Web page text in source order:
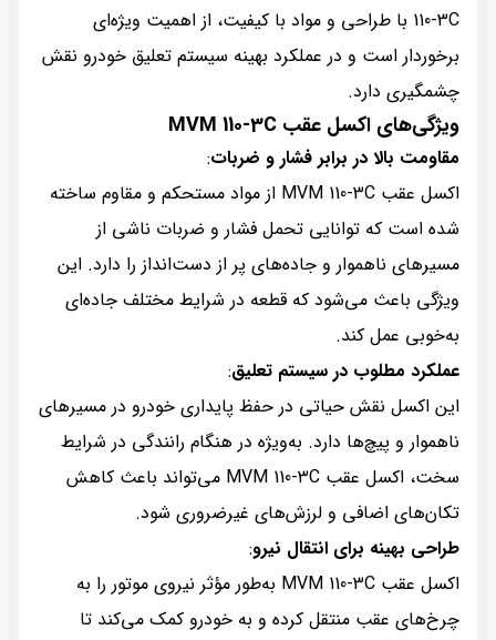
110-3C با طراحی و مواد با کیفیت، از اهمیت ویژه‌ای
برخوردار است و در عملکرد بهینه سیستم تعلیق خودرو نقش
چشمگیری دارد.
ویژگی‌های اکسل عقب MVM 110-3C
مقاومت بالا در برابر فشار و ضربات:
اکسل عقب MVM 110-3C از مواد مستحکم و مقاوم ساخته
شده است که توانایی تحمل فشار و ضربات ناشی از
مسیرهای ناهموار و جاده‌های پر از دست‌انداز را دارد. این
ویژگی باعث می‌شود که قطعه در شرایط مختلف جاده‌ای
به‌خوبی عمل کند.
عملکرد مطلوب در سیستم تعلیق:
این اکسل نقش حیاتی در حفظ پایداری خودرو در مسیرهای
ناهموار و پیچ‌ها دارد. به‌ویژه در هنگام رانندگی در شرایط
سخت، اکسل عقب MVM 110-3C می‌تواند باعث کاهش
تکان‌های اضافی و لرزش‌های غیرضروری شود.
طراحی بهینه برای انتقال نیرو:
اکسل عقب MVM 110-3C به‌طور مؤثر نیروی موتور را به
چرخ‌های عقب منتقل کرده و به خودرو کمک می‌کند تا